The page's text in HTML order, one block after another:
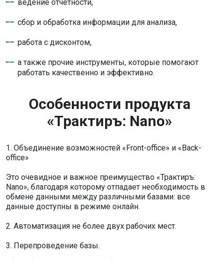
ведение отчетности,
сбор и обработка информации для анализа,
работа с дисконтом,
а также прочие инструменты, которые помогают
работать качественно и эффективно.
Особенности продукта
«Трактиръ: Nano»
1. Объединение возможностей «Front-office» и «Back-
office»
Это очевидное и важное преимущество «Трактиръ:
Nano», благодаря которому отпадает необходимость в
обмене данными между различными базами: все
данные доступны в режиме онлайн.
2. Автоматизация не более двух рабочих мест.
3. Перепроведение базы.